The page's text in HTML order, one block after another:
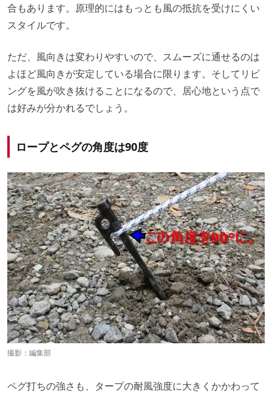
合もあります。原理的にはもっとも風の抵抗を受けにくい
スタイルです。
ただ、風向きは変わりやすいので、スムーズに通せるのは
よほど風向きが安定している場合に限ります。そしてリビ
ングを風が吹き抜けることになるので、居心地という点で
は好みが分かれるでしょう。
ロープとペグの角度は90度
撮影：編集部
ペグ打ちの強さも、タープの耐風強度に大きくかかわって